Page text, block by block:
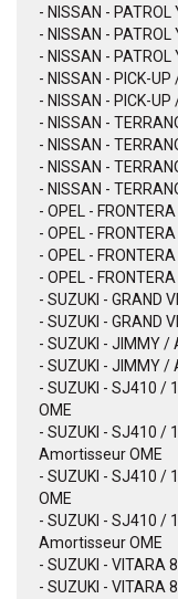
- NISSAN -
- NISSAN -
- NISSAN -
- NISSAN - PICK-
- NISSAN - PICK-
- NISSAN -
- NISSAN -
- NISSAN -
- NISSAN -
- OPEL -
- OPEL -
- OPEL -
- OPEL -
- SUZUKI - GRAND
- SUZUKI - GRAND
- SUZUKI - JIMMY /
- SUZUKI - JIMMY
- SUZUKI - SJ410 /
OME
- SUZUKI - SJ410 /
Amortisseur OME
- SUZUKI - SJ410 /
OME
- SUZUKI - SJ410 /
Amortisseur OME
- SUZUKI - VITARA
- SUZUKI - VITARA